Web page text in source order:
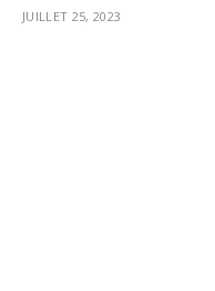
JUILLET 25, 2023